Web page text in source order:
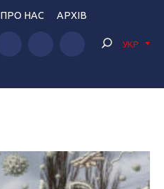
ПРО НАС АРХІВ
УКР